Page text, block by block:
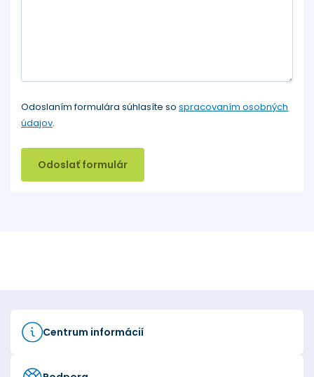
Odoslaním formulára súhlasíte so spracovaním osobných
údajov.
Odoslať formulár
Centrum informácií